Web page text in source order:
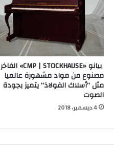
بيانو «CMP | STOCKHAUSE» الفاخر
مصنوع من مواد مشهورة عالميا
مثل ”أسلاك الفولاذ” يتميز بجودة
الصوت
4 ديسمبر، 2018